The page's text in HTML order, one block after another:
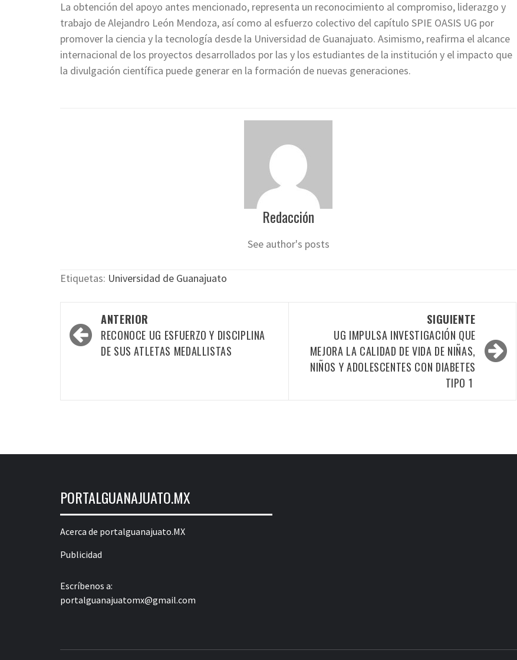
La obtención del apoyo antes mencionado, representa un reconocimiento al compromiso, liderazgo y
trabajo de Alejandro León Mendoza, así como al esfuerzo colectivo del capítulo SPIE OASIS UG por
promover la ciencia y la tecnología desde la Universidad de Guanajuato. Asimismo, reafirma el alcance
internacional de los proyectos desarrollados por las y los estudiantes de la institución y el impacto que
la divulgación científica puede generar en la formación de nuevas generaciones.
Redacción
See author's posts
Etiquetas: Universidad de Guanajuato
Navegación
por
ANTERIOR
RECONOCE UG ESFUERZO Y DISCIPLINA
DE SUS ATLETAS MEDALLISTAS
SIGUIENTE
UG IMPULSA INVESTIGACIÓN QUE
MEJORA LA CALIDAD DE VIDA DE NIÑAS,
NIÑOS Y ADOLESCENTES CON DIABETES
TIPO 1
PORTALGUANAJUATO.MX
Acerca de portalguanajuato.MX
Publicidad
Escríbenos a:
portalguanajuatomx@gmail.com